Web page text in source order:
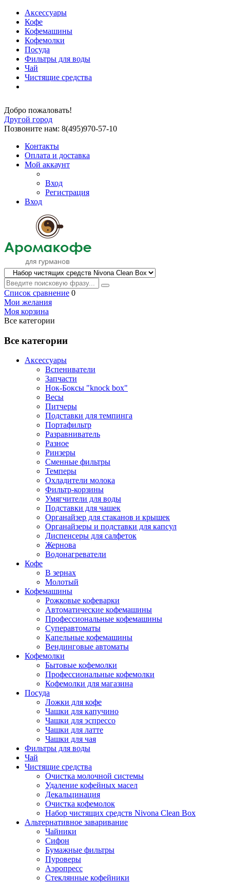
Аксессуары
Кофе
Кофемашины
Кофемолки
Посуда
Фильтры для воды
Чай
Чистящие средства
Добро пожаловать!
Другой город
Позвоните нам: 8(495)970-57-10
Контакты
Оплата и доставка
Мой аккаунт
Вход
Регистрация
Вход
Список сравнение 0
Мои желания
Моя корзина
Все категории
Все категории
Аксессуары
Вспениватели
Запчасти
Нок-Боксы "knock box"
Весы
Питчеры
Подставки для темпинга
Портафильтр
Разравниватель
Разное
Ринзеры
Сменные фильтры
Темперы
Охладители молока
Фильтр-корзины
Умягчители для воды
Подставки для чашек
Органайзер для стаканов и крышек
Органайзеры и подставки для капсул
Диспенсеры для салфеток
Жернова
Водонагреватели
Кофе
В зернах
Молотый
Кофемашины
Рожковые кофеварки
Автоматические кофемашины
Профессиональные кофемашины
Суперавтоматы
Капельные кофемашины
Вендинговые автоматы
Кофемолки
Бытовые кофемолки
Профессиональные кофемолки
Кофемолки для магазина
Посуда
Ложки для кофе
Чашки для капучино
Чашки для эспрессо
Чашки для латте
Чашки для чая
Фильтры для воды
Чай
Чистящие средства
Очистка молочной системы
Удаление кофейных масел
Декальцинация
Очистка кофемолок
Набор чистящих средств Nivona Clean Box
Альтернативное заваривание
Чайники
Сифон
Бумажные фильтры
Пуроверы
Аэропресс
Стеклянные кофейники